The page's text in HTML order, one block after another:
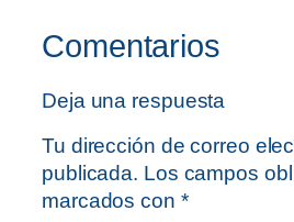
Comentarios
Deja una respuesta
Tu dirección de correo
publicada. Los campos
marcados con *